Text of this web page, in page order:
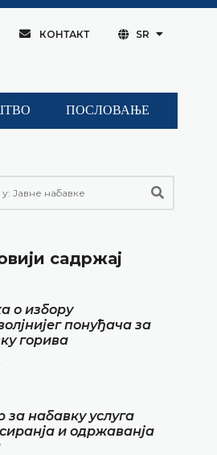
КОНТАКТ SR
ПОСЛОВАЊЕ
садржај
о избору
понуђача за
горива
за набавку услуга
и одржаванја